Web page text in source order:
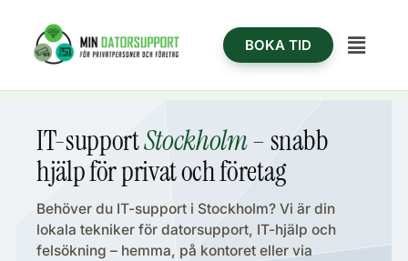
innehåll
Meny
BOKA TID
IT-supportStockholm– snabb
hjälp för privat och företag
Behöver du IT-support i Stockholm? Vi är din
lokala tekniker för datorsupport, IT-hjälp och
felsökning – hemma, på kontoret eller via